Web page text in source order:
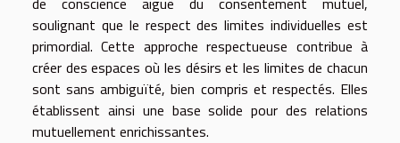
soulignant que le respect des limites individuelles est
primordial. Cette approche respectueuse contribue à
créer des espaces où les désirs et les limites de chacun
sont sans ambiguïté, bien compris et respectés. Elles
établissent ainsi une base solide pour des relations
mutuellement enrichissantes.